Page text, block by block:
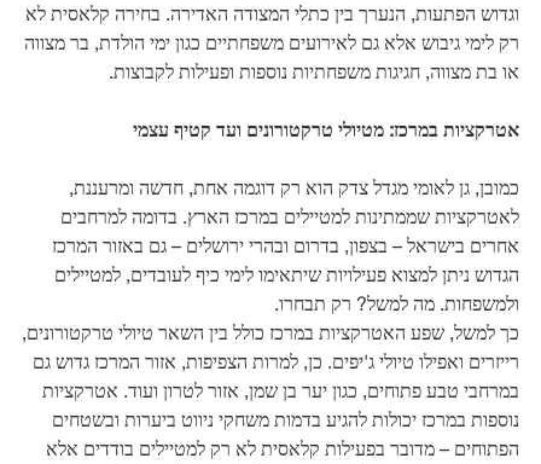
וגדוש הפתעות, הנערך בין כתלי המצודה האדירה. בחירה קלאסית לא
רק לימי גיבוש אלא גם לאירועים משפחתיים כגון ימי הולדת, בר מצווה
או בת מצווה, חגיגות משפחתיות נוספות ופעילות לקבוצות.
אטרקציות במרכז: מטיולי טרקטורונים ועד קטיף עצמי
כמובן, גן לאומי מגדל צדק הוא רק דוגמה אחת, חדשה ומרעננת,
לאטרקציות שממתינות למטיילים במרכז הארץ. בדומה למרחבים
אחרים בישראל – בצפון, בדרום ובהרי ירושלים – גם באזור המרכז
הגדוש ניתן למצוא פעילויות שיתאימו לימי כיף לעובדים, למטיילים
ולמשפחות. מה למשל? רק תבחרו.
כך למשל, שפע האטרקציות במרכז כולל בין השאר טיולי טרקטורונים,
רייזרים ואפילו טיולי ג'יפים. כן, למרות הצפיפות, אזור המרכז גדוש גם
במרחבי טבע פתוחים, כגון יער בן שמן, אזור לטרון ועוד. אטרקציות
נוספות במרכז יכולות להגיע בדמות משחקי ניווט ביערות ובשטחים
הפתוחים – מדובר בפעילות קלאסית לא רק למטיילים בודדים אלא